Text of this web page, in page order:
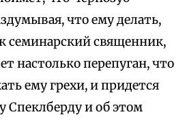
что ему делать,
семинарский священник,
настолько перепуган, что
ему грехи, и придется
Спеклберду и об этом